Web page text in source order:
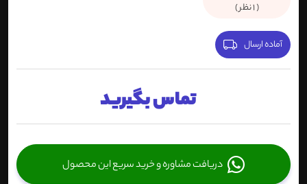
(
1نظر )
آماده ارسال
تماس بگیرید
دریافت مشاوره و خرید سریع این محصول